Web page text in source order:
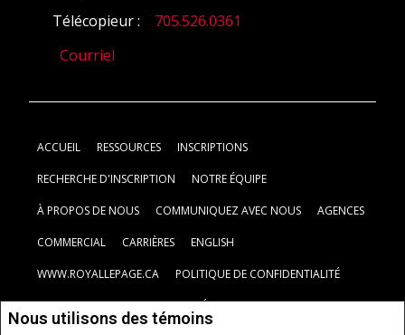
Nous utilisons des témoins
Télécopieur :
705.526.0361
Courriel
ACCUEIL RESSOURCES INSCRIPTIONS
RECHERCHE D'INSCRIPTION NOTRE ÉQUIPE
À PROPOS DE NOUS COMMUNIQUEZ AVEC NOUS AGENCES
COMMERCIAL CARRIÈRES ENGLISH
WWW.ROYALLEPAGE.CA POLITIQUE DE CONFIDENTIALITÉ
CLAUSE DE NON-RESPONSABILITÉ CONDITIONS D'UTILISATION